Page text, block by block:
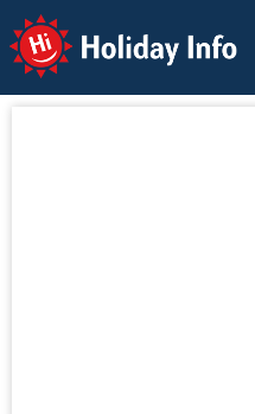
Holiday Info